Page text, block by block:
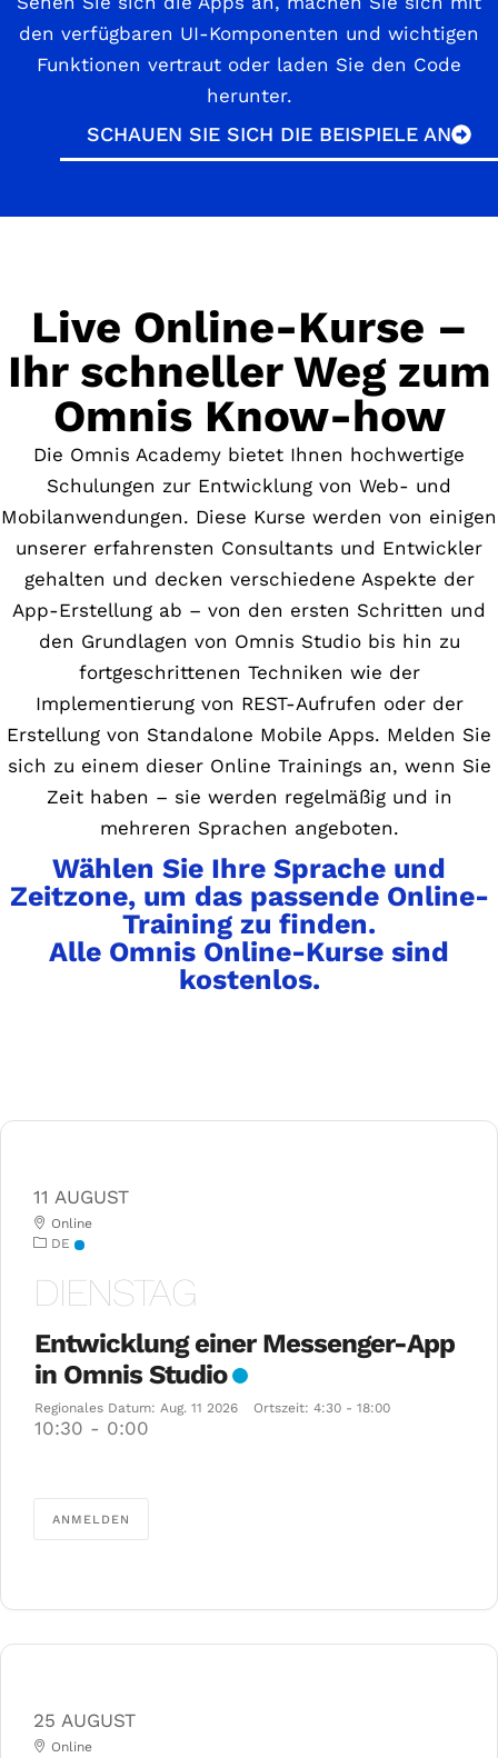
den verfügbaren UI-Komponenten und wichtigen
Funktionen vertraut oder laden Sie den Code
herunter.
SCHAUEN SIE SICH DIE BEISPIELE AN
Live Online-Kurse –
Ihr schneller Weg zum
Omnis Know-how
Die Omnis Academy bietet Ihnen hochwertige
Schulungen zur Entwicklung von Web- und
Mobilanwendungen. Diese Kurse werden von einigen
unserer erfahrensten Consultants und Entwickler
gehalten und decken verschiedene Aspekte der
App-Erstellung ab – von den ersten Schritten und
den Grundlagen von Omnis Studio bis hin zu
fortgeschrittenen Techniken wie der
Implementierung von REST-Aufrufen oder der
Erstellung von Standalone Mobile Apps. Melden Sie
sich zu einem dieser Online Trainings an, wenn Sie
Zeit haben – sie werden regelmäßig und in
mehreren Sprachen angeboten.
Wählen Sie Ihre Sprache und
Zeitzone, um das passende Online-
Training zu finden.
Alle Omnis Online-Kurse sind
kostenlos.
11 AUGUST
Online
DE
DIENSTAG
Entwicklung einer Messenger-App
in Omnis Studio
Regionales Datum: Aug. 11 2026 Ortszeit: 4:30 - 18:00
10:30 - 0:00
ANMELDEN
25 AUGUST
Online